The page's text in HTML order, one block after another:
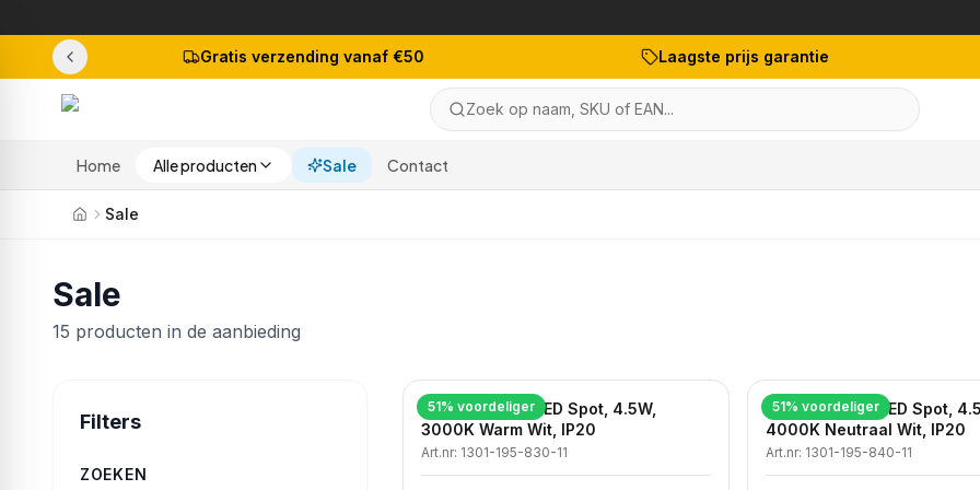
Gratis verzending vanaf €50 Laagste prijs garantie
Zoek op naam, SKU of EAN...
Home Alle producten Sale Contact
Sale
Sale
15 producten in de aanbieding
Filters
ZOEKEN
51% voordeliger
Dimbare GU10 LED Spot, 4.5W,
3000K Warm Wit, IP20
Art.nr: 1301-195-830-11
51% voordeliger
Dimbare GU10 LED Spot,
4000K Neutraal Wit, IP20
Art.nr: 1301-195-840-11